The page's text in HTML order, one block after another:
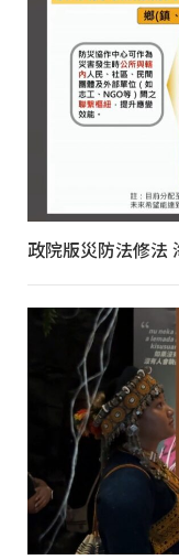
政院版災防法修法